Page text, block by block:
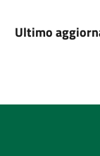
Ultimo